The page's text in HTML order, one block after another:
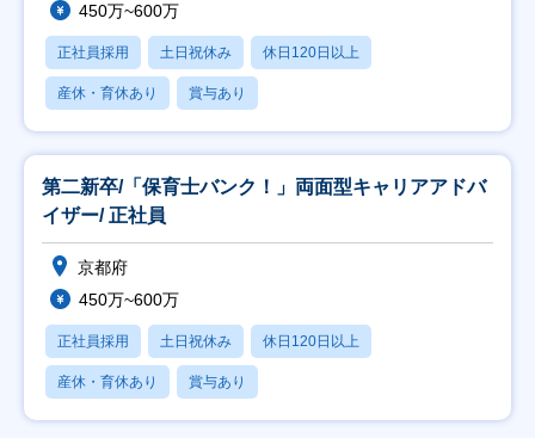
450万~600万
正社員採用 土日祝休み 休日120日以上
産休・育休あり 賞与あり
第二新卒/「保育士バンク！」両面型キャリアアドバ
イザー/ 正社員
京都府
450万~600万
正社員採用 土日祝休み 休日120日以上
産休・育休あり 賞与あり